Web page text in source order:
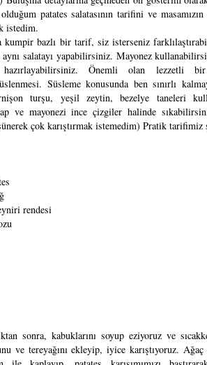
patates salatasının tarifini ve
istedim.
kumpir bazlı bir tarif, siz isterseniz
salatayı yapabilirsiniz. Mayonez
Önemli olan lezzetli bir
Süsleme konusunda ben sınırlı
turşu, yeşil zeytin, bezelye taneleri
ve mayonezi ince çizgiler halinde
çok karıştırmak istemedim) Pratik tarifimiz
rendesi
sonra, kabuklarını soyup eziyoruz ve
ve tereyağını ekleyip, iyice karıştıyoruz.